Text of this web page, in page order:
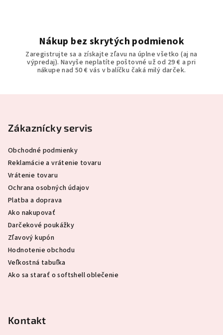
Nákup bez skrytých podmienok
Zaregistrujte sa a získajte zľavu na úplne všetko (aj na
výpredaj). Navyše neplatíte poštovné už od 29 € a pri
nákupe nad 50 € vás v balíčku čaká milý darček.
Zákaznícky servis
Obchodné podmienky
Reklamácie a vrátenie tovaru
Vrátenie tovaru
Ochrana osobných údajov
Platba a doprava
Ako nakupovať
Darčekové poukážky
Zľavový kupón
Hodnotenie obchodu
Veľkostná tabuľka
Ako sa starať o softshell oblečenie
Kontakt